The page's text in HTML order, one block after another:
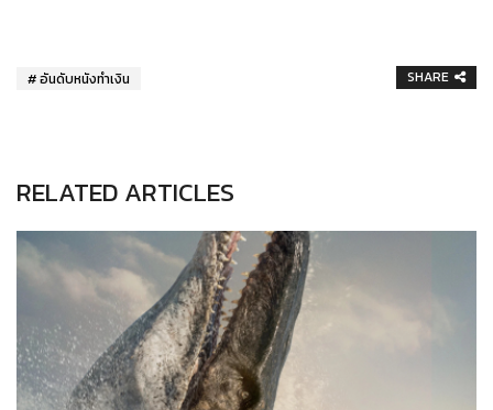
อันดับหนังทำเงิน SHARE
RELATED ARTICLES